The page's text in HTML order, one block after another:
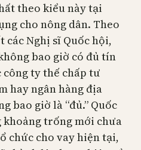
theo kiểu này tại
cho nông dân. Theo
các Nghị sĩ Quốc hội,
bao giờ có đủ tín
công ty thế chấp tư
hay ngân hàng địa
bao giờ là “đủ.” Quốc
trống mới chưa
chức cho vay hiện tại,